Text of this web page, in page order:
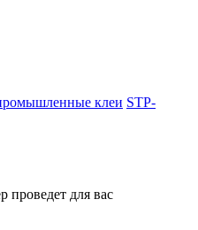
клеи STP-
проведет для вас